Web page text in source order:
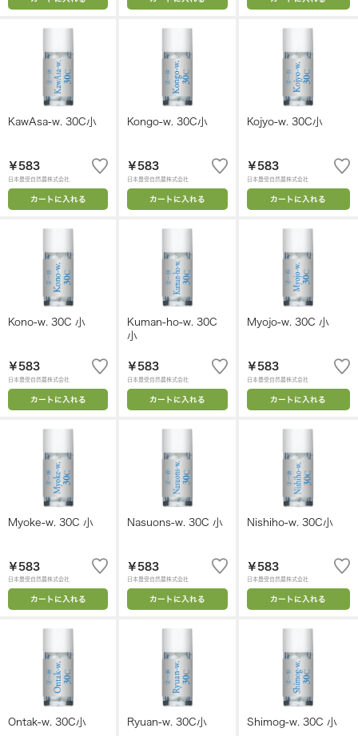
KawAsa-w. 30C小
￥583
日本豊受自然農株式会社
カートに入れる
Kongo-w. 30C小
￥583
日本豊受自然農株式会社
カートに入れる
Kojyo-w. 30C小
￥583
日本豊受自然農株式会社
カートに入れる
Kono-w. 30C 小
￥583
日本豊受自然農株式会社
カートに入れる
Kuman-ho-w. 30C
小
￥583
日本豊受自然農株式会社
カートに入れる
Myojo-w. 30C 小
￥583
日本豊受自然農株式会社
カートに入れる
Myoke-w. 30C 小
￥583
日本豊受自然農株式会社
カートに入れる
Nasuons-w. 30C 小
￥583
日本豊受自然農株式会社
カートに入れる
Nishiho-w. 30C小
￥583
日本豊受自然農株式会社
カートに入れる
Ontak-w. 30C小 Ryuan-w. 30C小 Shimog-w. 30C 小